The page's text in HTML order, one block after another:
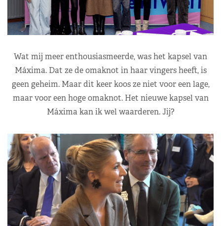
Wat mij meer enthousiasmeerde, was het kapsel van
Máxima. Dat ze de omaknot in haar vingers heeft, is
geen geheim. Maar dit keer koos ze niet voor een lage,
maar voor een hoge omaknot. Het nieuwe kapsel van
Máxima kan ik wel waarderen. Jij?